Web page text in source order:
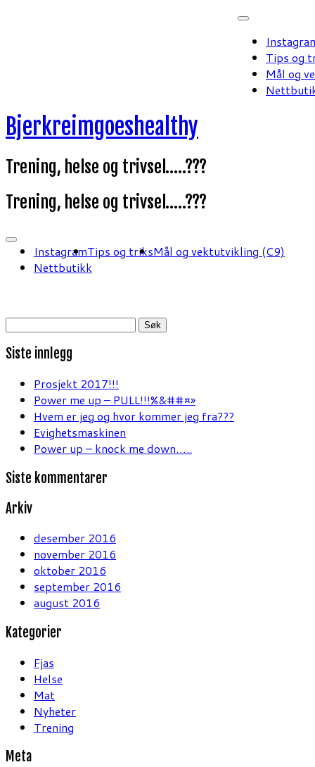
Tips og
Mål og
Bjerkreimgoeshealthy
Trening, helse og trivsel…..???
Trening, helse og trivsel…..???
InstagramTips og triksMål og vektutvikling (C9)
Nettbutikk
Søk
Siste innlegg
Prosjekt 2017!!!
Power me up – PULL!!!%&##¤»
Hvem er jeg og hvor kommer jeg fra???
Evighetsmaskinen
Power up – knock me down…..
Siste kommentarer
Arkiv
desember 2016
november 2016
oktober 2016
september 2016
august 2016
Kategorier
Fjas
Helse
Mat
Nyheter
Trening
Meta